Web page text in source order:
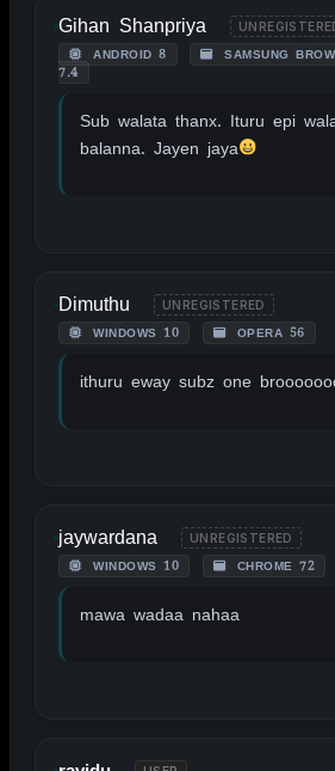
Gihan Shanpriya
ANDROID 8
SAMSUNG
7.4
Sub walata thanx. Ituru epi
balanna. Jayen jaya
Dimuthu UNREGISTERED
WINDOWS 10 OPERA 56
ithuru eway subz one
jaywardana UNREGISTERED
WINDOWS 10 CHROME 72
mawa wadaa nahaa